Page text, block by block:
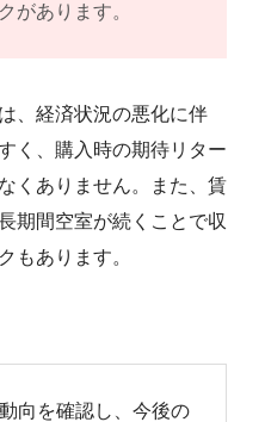
があります。
、経済状況の悪化に伴
く、購入時の期待リター
くありません。また、賃
期間空室が続くことで収
もあります。
向を確認し、今後の